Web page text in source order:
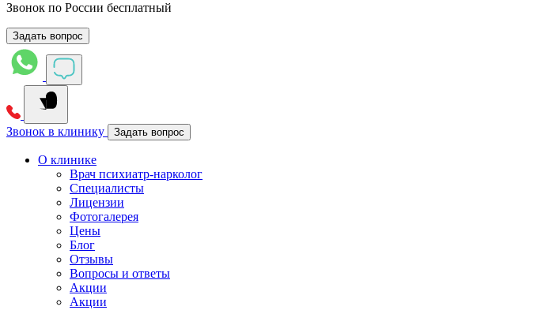
Звонок по России бесплатный
Задать вопрос
Звонок в клинику Задать вопрос
О клинике
Врач психиатр-нарколог
Специалисты
Лицензии
Фотогалерея
Цены
Блог
Отзывы
Вопросы и ответы
Акции
Акции